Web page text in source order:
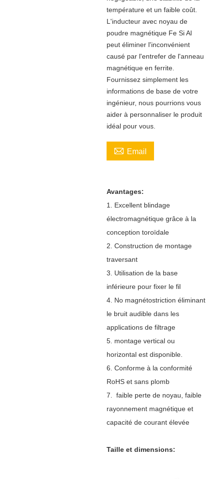
température et un faible coût.
L'inducteur avec noyau de
poudre magnétique Fe Si Al
peut éliminer l'inconvénient
causé par l'entrefer de l'anneau
magnétique en ferrite.
Fournissez simplement les
informations de base de votre
ingénieur, nous pourrions vous
aider à personnaliser le produit
idéal pour vous.
 Email
Avantages:
1.
Excellent blindage
électromagnétique grâce à la
conception toroïdale
2. Construction de montage
traversant
3. Utilisation de la base
inférieure pour fixer le fil
4. No magnétostriction éliminant
le bruit audible dans les
applications de filtrage
5. montage vertical ou
horizontalest disponible.
6. Conforme à la conformité
RoHS et sans plomb
7.
faible perte de noyau, faible
rayonnement magnétique et
capacité de courant élevée
Taille et dimensions: